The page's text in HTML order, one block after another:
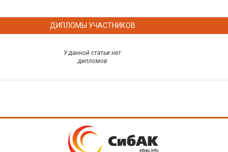
ДИПЛОМЫ УЧАСТНИКОВ
У данной статьи нет
дипломов